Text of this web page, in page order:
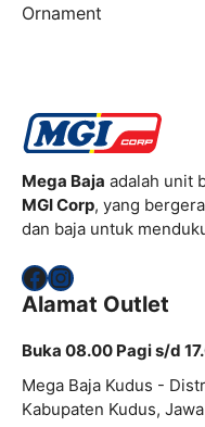
Ornament
Mega Baja adalah unit
MGI Corp, yang
dan baja untuk
Facebook
Instagram
Alamat Outlet
Buka 08.00 Pagi s/d
Mega Baja Kudus -
Kabupaten Kudus,